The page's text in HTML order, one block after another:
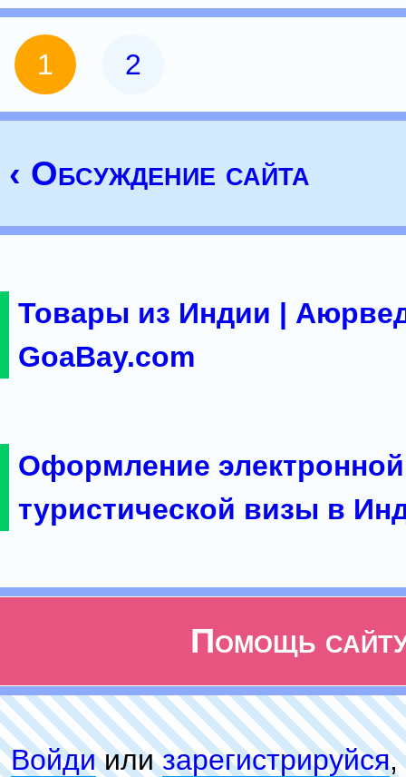
1 2
‹ Обсуждение сайта
Товары из Индии |
GoaBay.com
Оформление электронной
туристической визы в
Помощь
Войдиилизарeгиcтpируйся,